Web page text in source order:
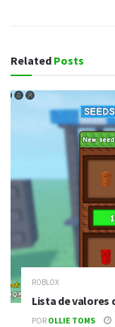
Related Posts
ROBLOX
Lista de valores
POR OLLIE TOMS